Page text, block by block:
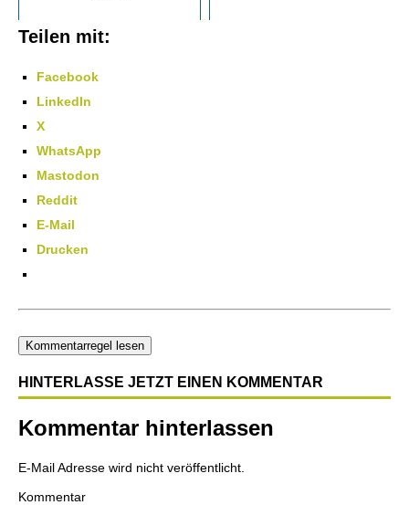
Teilen mit:
Facebook
LinkedIn
X
WhatsApp
Mastodon
Reddit
E-Mail
Drucken
Kommentarregel lesen
HINTERLASSE JETZT EINEN KOMMENTAR
Kommentar hinterlassen
E-Mail Adresse wird nicht veröffentlicht.
Kommentar